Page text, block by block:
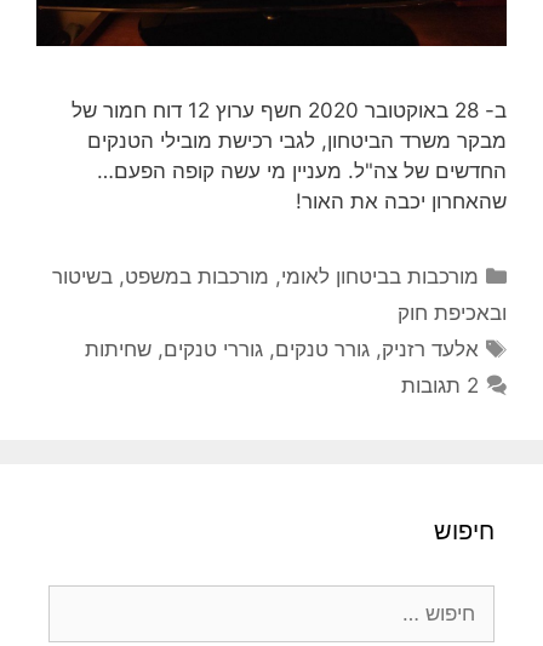
ב- 28 באוקטובר 2020 חשף ערוץ 12 דוח חמור של
מבקר משרד הביטחון, לגבי רכישת מובילי הטנקים
החדשים של צה"ל. מעניין מי עשה קופה הפעם…
שהאחרון יכבה את האור!
קטגוריות
מורכבות בביטחון לאומי, מורכבות במשפט, בשיטור
ובאכיפת חוק
תגיות
אלעד רזניק,גורר טנקים,גוררי טנקים,שחיתות
2 תגובות
חיפוש